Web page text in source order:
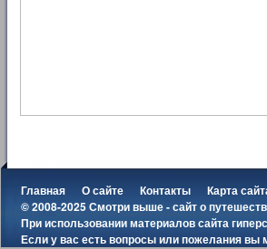
Главная О сайте Контакты Карта
© 2008-2025 Смотри выше - сайт о
При использовании материалов сайта
Если у вас есть вопросы или пожелания вы